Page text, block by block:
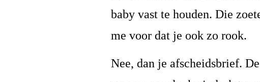
baby vast te houden. Die
me voor dat je ook zo rook.
Nee, dan je afscheidsbrief.